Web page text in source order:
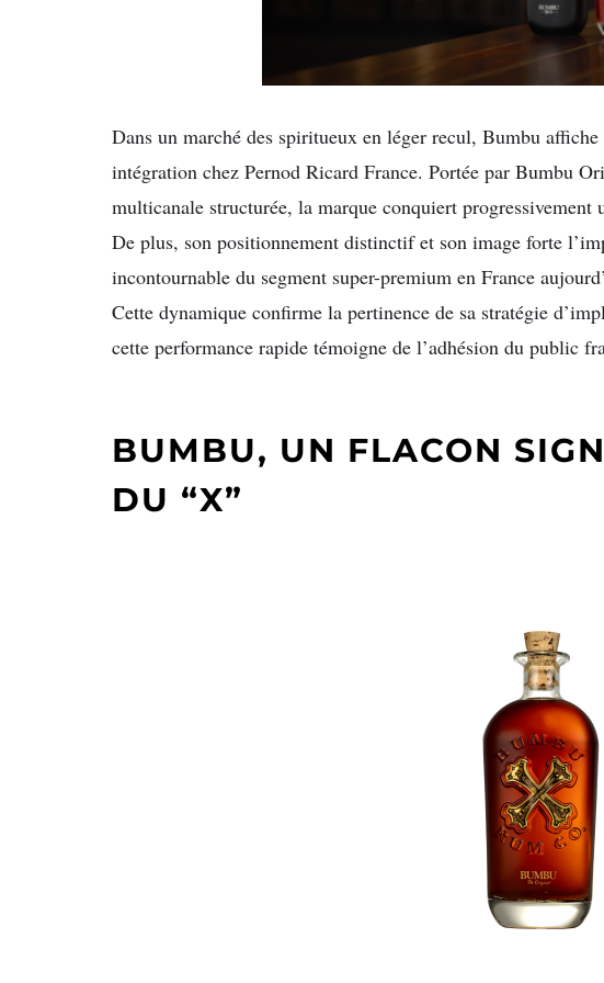
Dans un marché des spiritueux en léger recul, Bumbu
intégration chez Pernod Ricard France. Portée par Bumbu
multicanale structurée, la marque conquiert progressivement
De plus, son positionnement distinctif et son image forte
incontournable du segment super-premium en France
Cette dynamique confirme la pertinence de sa stratégie
cette performance rapide témoigne de l’adhésion du public
BUMBU, UN FLACON
DU “X”